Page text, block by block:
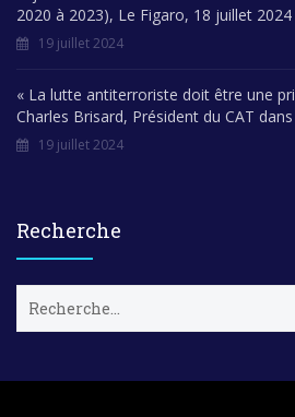
2020 à 2023), Le Figaro, 18 juillet 2024
19 juillet 2024
« La lutte antiterroriste doit être une
Charles Brisard, Président du CAT
19 juillet 2024
Recherche
c
e